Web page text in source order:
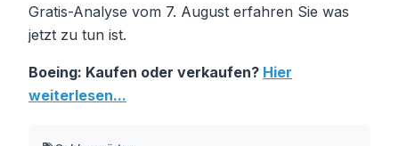
Gratis-Analyse vom 7. August erfahren Sie was
jetzt zu tun ist.
Boeing: Kaufen oder verkaufen? Hier
weiterlesen...